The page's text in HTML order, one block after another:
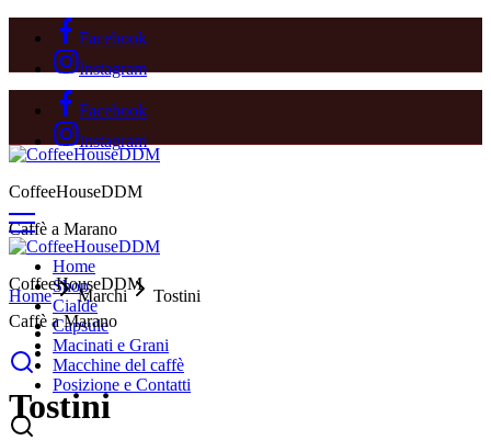
Facebook
Instagram
Facebook
Instagram
CoffeeHouseDDM
Caffè a Marano
Home
Shop
Cialde
Capsule
Macinati e Grani
Macchine del caffè
Posizione e Contatti
CoffeeHouseDDM
Caffè a Marano
Home Marchi Tostini
Tostini